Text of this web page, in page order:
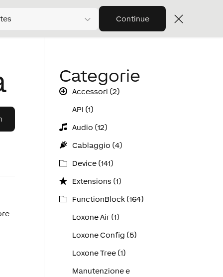
Continue
Categorie
Accessori (2)
API (1)
Audio (12)
Cablaggio (4)
Device (141)
Extensions (1)
FunctionBlock (164)
Loxone Air (1)
Loxone Config (5)
Loxone Tree (1)
Manutenzione e